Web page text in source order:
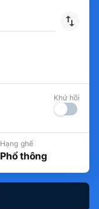
Khứ hồi
Hạng ghế
Phổ thông